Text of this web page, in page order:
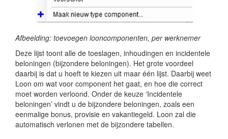
Afbeelding: toevoegen looncomponenten, per werknemer
Deze lijst toont alle de toeslagen, inhoudingen en incidentele
beloningen (bijzondere beloningen). Het grote voordeel
daarbij is dat u hoeft te kiezen uit maar één lijst. Daarbij weet
Loon om wat voor component het gaat, en hoe die correct
moet worden verloond. Onder de keuze ‘Incidentele
beloningen’ vindt u de bijzondere beloningen, zoals een
eenmalige bonus, provisie en vakantiegeld. Loon zal die
automatisch verlonen met de bijzondere tabellen.